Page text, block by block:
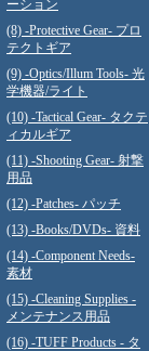
ーション
(8) -Protective Gear- プロ
テクトギア
(9) -Optics/Illum Tools- 光
学機器/ライト
(10) -Tactical Gear- タクテ
ィカルギア
(11) -Shooting Gear- 射撃
用品
(12) -Patches- パッチ
(13) -Books/DVDs- 資料
(14) -Component Needs-
素材
(15) -Cleaning Supplies -
メンテナンス用品
(16) -TUFF Products - タ